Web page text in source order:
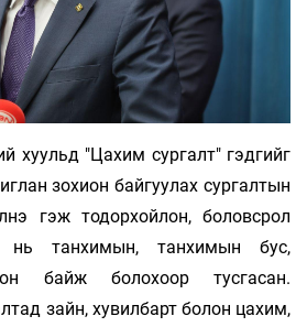
хуульд "Цахим сургалт" гэдгийг
зохион байгуулах сургалтын
гэж тодорхойлон, боловсрол
нь танхимын, танхимын бус,
байж болохоор тусгасан.
зайн, хувилбарт болон цахим,